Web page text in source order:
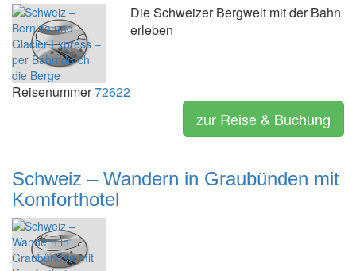
Die Schweizer Bergwelt mit der Bahn
erleben
Reisenummer72622
zur Reise & Buchung
Schweiz – Wandern in Graubünden mit
Komforthotel